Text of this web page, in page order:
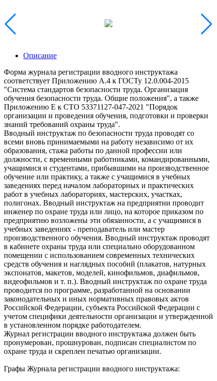
Описание
Форма журнала регистрации вводного инструктажа
соответствует Приложению А.4 к ГОСТу 12.0.004-2015
"Система стандартов безопасности труда. Организация
обучения безопасности труда. Общие положения", а также
Приложению Е к СТО 53371127-047-2021 "Порядок
организации и проведения обучения, подготовки и проверки
знаний требований охраны труда".
Вводный инструктаж по безопасности труда проводят со
всеми вновь принимаемыми на работу независимо от их
образования, стажа работы по данной профессии или
должности, с временными работниками, командированными,
учащимися и студентами, прибывшими на производственное
обучение или практику, а также с учащимися в учебных
заведениях перед началом лабораторных и практических
работ в учебных лабораториях, мастерских, участках,
полигонах. Вводный инструктаж на предприятии проводит
инженер по охране труда или лицо, на которое приказом по
предприятию возложены эти обязанности, а с учащимися в
учебных заведениях - преподаватель или мастер
производственного обучения. Вводный инструктаж проводят
в кабинете охраны труда или специально оборудованном
помещении с использованием современных технических
средств обучения и наглядных пособий (плакатов, натурных
экспонатов, макетов, моделей, кинофильмов, диафильмов,
видеофильмов и т. п.). Вводный инструктаж по охране труда
проводится по программе, разработанной на основании
законодательных и иных нормативных правовых актов
Российской Федерации, субъекта Российской Федерации с
учетом специфики деятельности организации и утвержденной
в установленном порядке работодателем.
Журнал регистрации вводного инструктажа должен быть
пронумерован, прошнурован, подписан специалистом по
охране труда и скреплен печатью организации.
Графы Журнала регистрации вводного инструктажа: